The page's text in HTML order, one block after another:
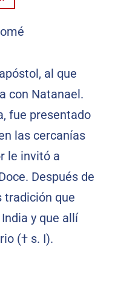
al que
con Natanael.
fue presentado
las cercanías
le invitó a
Después de
tradición que
y que allí
(† s. I).